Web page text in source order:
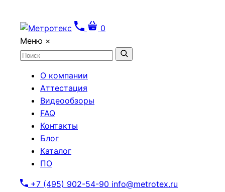
0
Меню ×
О компании
Аттестация
Видеообзоры
FAQ
Контакты
Блог
Каталог
ПО
+7 (495) 902-54-90 info@metrotex.ru